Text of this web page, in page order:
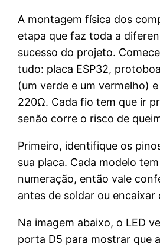
A montagem física dos
etapa que faz toda a
sucesso do projeto.
tudo: placa ESP32,
(um verde e um vermelho)
220Ω. Cada fio tem que ir
senão corre o risco de
Primeiro, identifique os
sua placa. Cada modelo
numeração, então vale
antes de soldar ou encaixar
Na imagem abaixo, o LED
porta D5 para mostrar que